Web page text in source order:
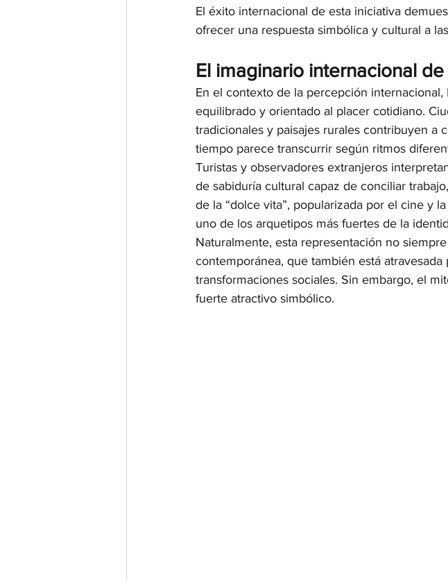
El éxito internacional de esta iniciativa
ofrecer una respuesta simbólica y cultural a
El imaginario internacional de
En el contexto de la percepción
equilibrado y orientado al placer cotidiano.
tradicionales y paisajes rurales contribuyen a
tiempo parece transcurrir según ritmos
Turistas y observadores extranjeros
de sabiduría cultural capaz de conciliar
de la “dolce vita”, popularizada por el cine y
uno de los arquetipos más fuertes de la
Naturalmente, esta representación no
contemporánea, que también está
transformaciones sociales. Sin embargo, el
fuerte atractivo simbólico.